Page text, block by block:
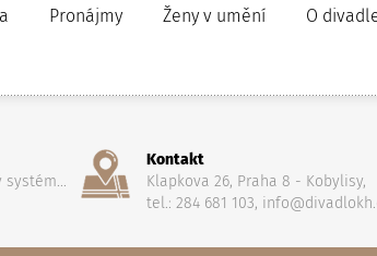
Pronájmy Ženy v umění O
Kontakt
Klapkova 26, Praha 8 - Kobylisy,
tel.: 284 681 103,